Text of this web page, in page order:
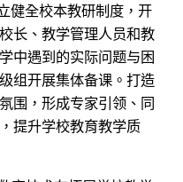
健全校本教研制度，开
长、教学管理人员和教
中遇到的实际问题与困
组开展集体备课。打造
围，形成专家引领、同
提升学校教育教学质